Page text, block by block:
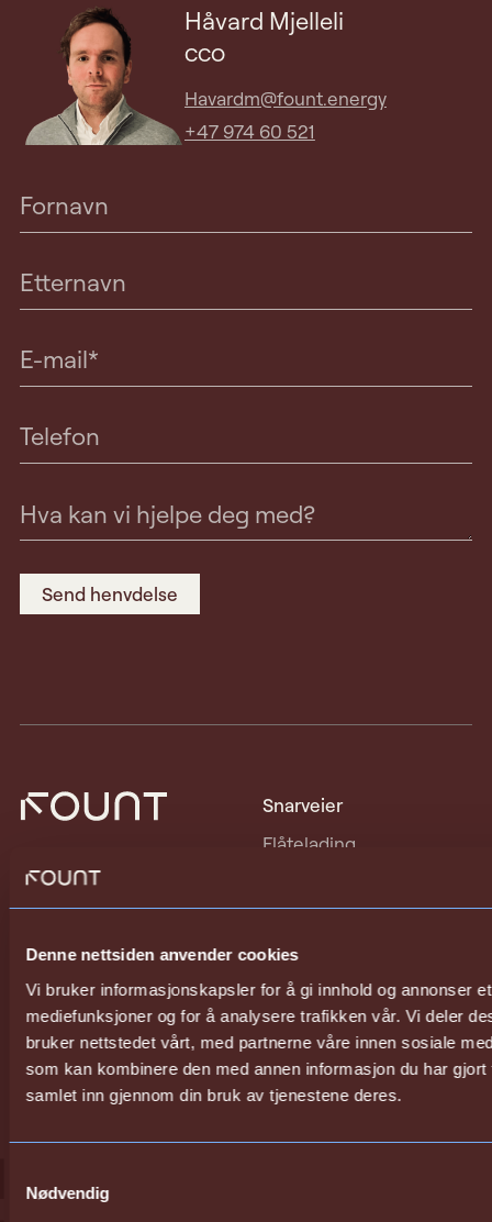
Denne nettsiden anvender cookies
Vi bruker informasjonskapsler for å gi innhold og annonser
mediefunksjoner og for å analysere trafikken vår. Vi deler
bruker nettstedet vårt, med partnerne våre innen sosiale
som kan kombinere den med annen informasjon du har
samlet inn gjennom din bruk av tjenestene deres.
Nødvendig
Håvard Mjelleli
CCO
Havardm@fount.energy
+47 974 60 521
Snarveier
Flåtelading
Om oss
Kontakt
Sosiale Medier
LinkedIn